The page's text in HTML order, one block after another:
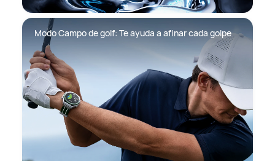
Modo Campo de golf: Te ayuda a afinar cada golpe